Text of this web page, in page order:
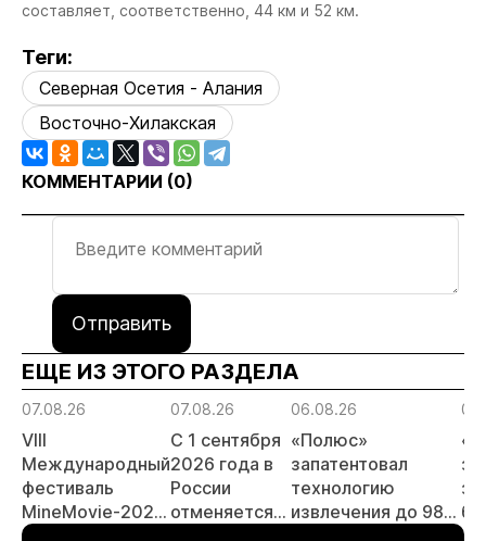
составляет, соответственно, 44 км и 52 км.
Теги:
Северная Осетия - Алания
Восточно-Хилакская
КОММЕНТАРИИ (0)
Отправить
ЕЩЕ ИЗ ЭТОГО РАЗДЕЛА
07.08.26
VIII
Международный
фестиваль
MineMovie-2026
открыл прием
07.08.26
С 1 сентября
2026 года в
России
отменяется
06.08.26
«Полюс»
запатентовал
технологию
извлечения до 98%